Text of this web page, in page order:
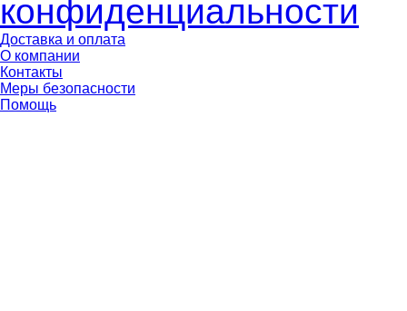
конфиденциальности
Доставка и оплата
О компании
Контакты
Меры безопасности
Помощь